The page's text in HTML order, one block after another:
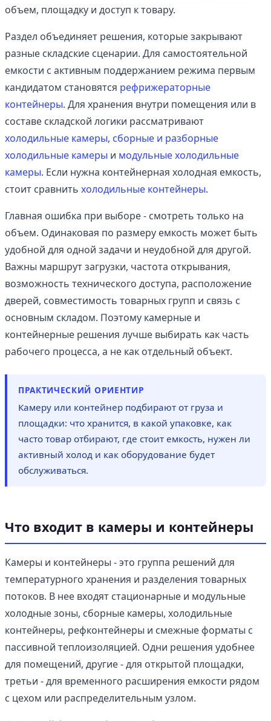
объем, площадку и доступ к товару.
Раздел объединяет решения, которые закрывают
разные складские сценарии. Для самостоятельной
емкости с активным поддержанием режима первым
кандидатом становятся рефрижераторные
контейнеры. Для хранения внутри помещения или в
составе складской логики рассматривают
холодильные камеры, сборные и разборные
холодильные камеры и модульные холодильные
камеры. Если нужна контейнерная холодная емкость,
стоит сравнить холодильные контейнеры.
Главная ошибка при выборе - смотреть только на
объем. Одинаковая по размеру емкость может быть
удобной для одной задачи и неудобной для другой.
Важны маршрут загрузки, частота открывания,
возможность технического доступа, расположение
дверей, совместимость товарных групп и связь с
основным складом. Поэтому камерные и
контейнерные решения лучше выбирать как часть
рабочего процесса, а не как отдельный объект.
ПРАКТИЧЕСКИЙ ОРИЕНТИР
Камеру или контейнер подбирают от груза и
площадки: что хранится, в какой упаковке, как
часто товар отбирают, где стоит емкость, нужен ли
активный холод и как оборудование будет
обслуживаться.
Что входит в камеры и контейнеры
Камеры и контейнеры - это группа решений для
температурного хранения и разделения товарных
потоков. В нее входят стационарные и модульные
холодные зоны, сборные камеры, холодильные
контейнеры, рефконтейнеры и смежные форматы с
пассивной теплоизоляцией. Одни решения удобнее
для помещений, другие - для открытой площадки,
третьи - для временного расширения емкости рядом
с цехом или распределительным узлом.